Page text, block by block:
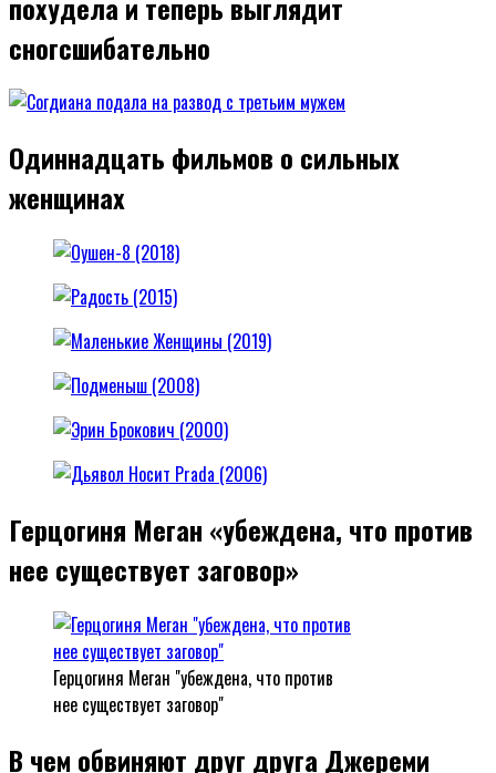
сногсшибательно
Одиннадцать фильмов о сильных
женщинах
Герцогиня Меган «убеждена, что против
нее существует заговор»
Герцогиня Меган "убеждена, что против
нее существует заговор"
В чем обвиняют друг друга Джереми